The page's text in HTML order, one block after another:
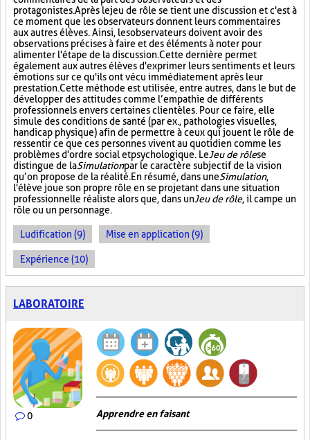
protagonistes. Après le jeu de rôle se tient une discussion et c'est à
ce moment que les observateurs donnent leurs commentaires
aux autres élèves. Ainsi, les observateurs doivent avoir des
observations précises à faire et des éléments à noter pour
alimenter l'étape de la discussion. Cette dernière permet
également aux autres élèves d'exprimer leurs sentiments et leurs
émotions sur ce qu'ils ont vécu immédiatement après leur
prestation. Cette méthode est utilisée, entre autres, dans le but de
développer des attitudes comme l’empathie de différents
professionnels envers certaines clientèles. Pour ce faire, elle
simule des conditions de santé (par ex., pathologies visuelles,
handicap physique) afin de permettre à ceux qui jouent le rôle de
ressentir ce que ces personnes vivent au quotidien comme les
problèmes d'ordre social et psychologique. LeJeu de rôlese
distingue de laSimulationpar le caractère subjectif de la vision
qu’on propose de la réalité. En résumé, dans uneSimulation,
l'élève joue son propre rôle en se projetant dans une situation
professionnelle réaliste alors que, dans unJeu de rôle, il campe un
rôle ou un personnage.
Ludification (9) Mise en application (9)
Expérience (10)
LABORATOIRE
0 Apprendre en faisant